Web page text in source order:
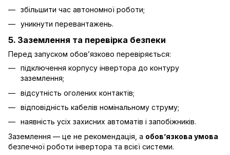
збільшити час автономної роботи;
уникнути перевантажень.
5. Заземлення та перевірка безпеки
Перед запуском обов’язково перевіряється:
підключення корпусу інвертора до контуру
заземлення;
відсутність оголених контактів;
відповідність кабелів номінальному струму;
наявність усіх захисних автоматів і запобіжників.
Заземлення — це не рекомендація, а обов’язкова умова
безпечної роботи інвертора та всієї системи.